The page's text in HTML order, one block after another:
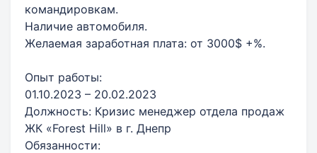
командировкам.
Наличие автомобиля.
Желаемая заработная плата: от 3000$ +%.
Опыт работы:
01.10.2023 – 20.02.2023
Должность: Кризис менеджер отдела продаж
ЖК «Forest Hill» в г. Днепр
Обязанности: